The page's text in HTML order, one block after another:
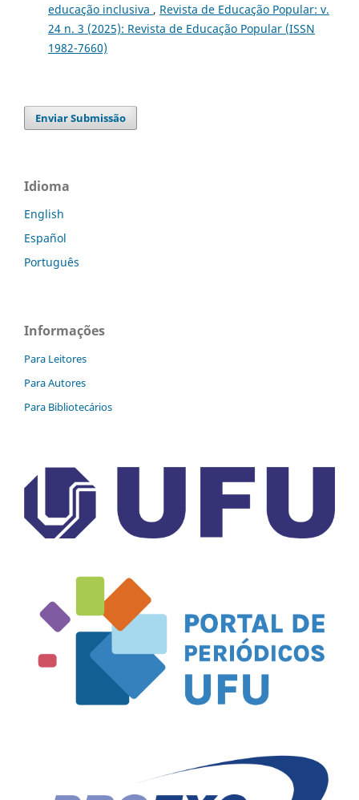
educação inclusiva , Revista de Educação Popular: v.
24 n. 3 (2025): Revista de Educação Popular (ISSN
1982-7660)
Enviar Submissão
Idioma
English
Español
Português
Informações
Para Leitores
Para Autores
Para Bibliotecários